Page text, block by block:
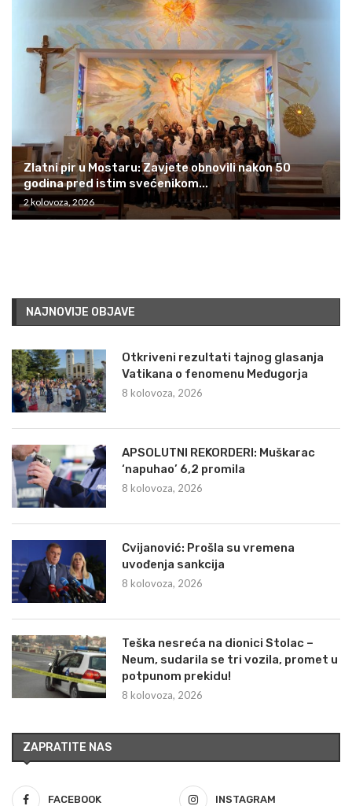
Zlatni pir u Mostaru: Zavjete obnovili nakon 50
godina pred istim svećenikom...
2 kolovoza, 2026
NAJNOVIJE OBJAVE
Otkriveni rezultati tajnog glasanja
Vatikana o fenomenu Međugorja
8 kolovoza, 2026
APSOLUTNI REKORDERI: Muškarac
‘napuhao’ 6,2 promila
8 kolovoza, 2026
Cvijanović: Prošla su vremena
uvođenja sankcija
8 kolovoza, 2026
Teška nesreća na dionici Stolac –
Neum, sudarila se tri vozila, promet u
potpunom prekidu!
8 kolovoza, 2026
ZAPRATITE NAS
FACEBOOK INSTAGRAM